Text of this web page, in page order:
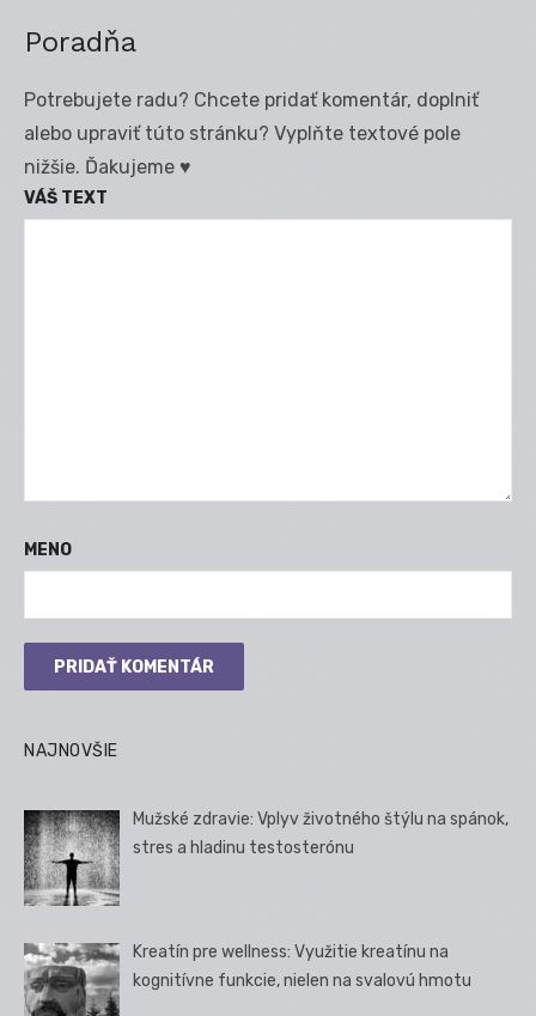
Poradňa
Potrebujete radu? Chcete pridať komentár, doplniť
alebo upraviť túto stránku? Vyplňte textové pole
nižšie. Ďakujeme ♥
VÁŠ TEXT
MENO
NAJNOVŠIE
Mužské zdravie: Vplyv životného štýlu na spánok,
stres a hladinu testosterónu
Kreatín pre wellness: Využitie kreatínu na
kognitívne funkcie, nielen na svalovú hmotu